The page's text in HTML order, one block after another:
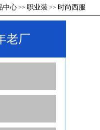
中心 >> 职业装 >> 时尚西服
老厂